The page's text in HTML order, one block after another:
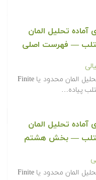
آماده تحلیل المان
‫در ادامه کدها و برنامه های آماده تحلیل المان محدود یا Finite
آماده تحلیل المان
‫در ادامه کدها و برنامه های آماده تحلیل المان محدود یا Finite